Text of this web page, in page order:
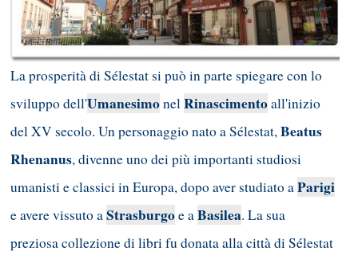
La prosperità di Sélestat si può in parte spiegare con lo
sviluppo dell'UmanesimonelRinascimentoall'inizio
del XV secolo. Un personaggio nato a Sélestat,Beatus
Rhenanus, divenne uno dei più importanti studiosi
umanisti e classici in Europa, dopo aver studiato aParigi
e avere vissuto aStrasburgoe aBasilea. La sua
preziosa collezione di libri fu donata alla città di Sélestat